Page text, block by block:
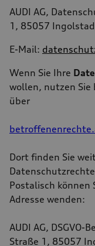
AUDI AG,
1, 85057
E-Mail:
Wenn Sie Ihre
wollen, nutzen
über
Dort finden Sie
Postalisch können
Adresse wenden:
AUDI AG,
Straße 1, 85057